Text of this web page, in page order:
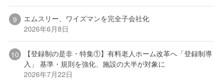
エムスリー、ワイズマンを完全子会社化
2026年6月8日
【登録制の是非・特集①】有料老人ホーム改革へ「登録制導
入」 基準・規則を強化、施設の大半が対象に
2026年7月22日